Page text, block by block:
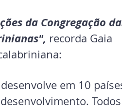
da Congregação
recorda Gaia
em 10